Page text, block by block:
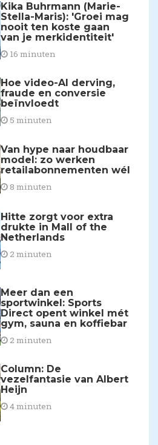
Kika Buhrmann (Marie-
Stella-Maris): 'Groei mag
nooit ten koste gaan
van je merkidentiteit'
16 minuten
Hoe video-AI derving,
fraude en conversie
beïnvloedt
5 minuten
Van hype naar houdbaar
model: zo werken
retailabonnementen wél
8 minuten
Hitte zorgt voor extra
drukte in Mall of the
Netherlands
2 minuten
Meer dan een
sportwinkel: Sports
Direct opent winkel mét
gym, sauna en koffiebar
2 minuten
Column: De
vezelfantasie van Albert
Heijn
4 minuten